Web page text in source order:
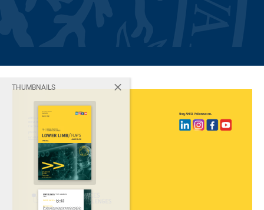
Lower Limb Flaps –
3rd Edition
December 16th 2024 - December 17th 2024
THUMBNAILS